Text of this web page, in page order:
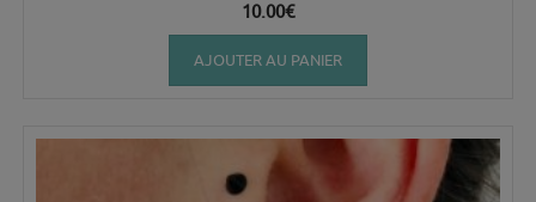
10.00€
AJOUTER AU PANIER